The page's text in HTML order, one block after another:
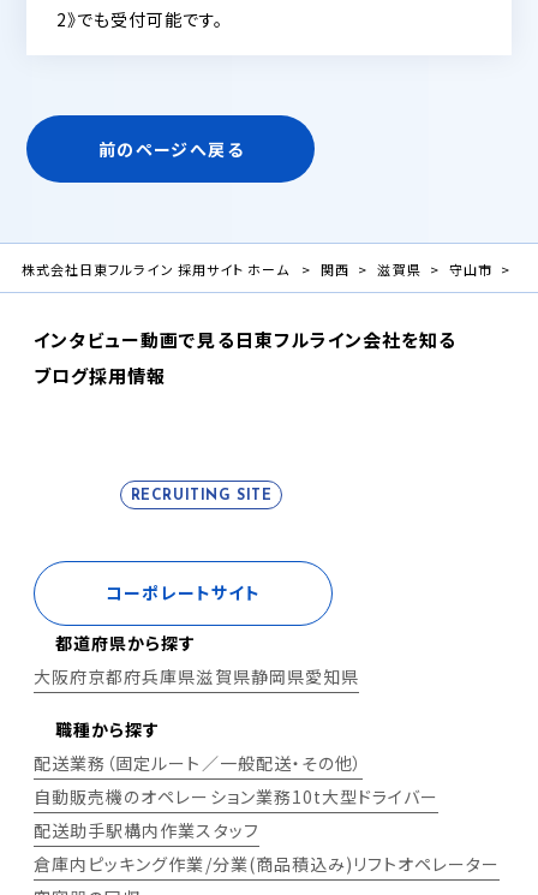
2》でも受付可能です。
前のページへ戻る
株式会社日東フルライン 採用サイト ホーム 関西 滋賀県 守山市
インタビュー動画で見る日東フルライン会社を知る
ブログ採用情報
RECRUITING SITE
コーポレートサイト
都道府県から探す
大阪府京都府兵庫県滋賀県静岡県愛知県
職種から探す
配送業務（固定ルート／一般配送・その他）
自動販売機のオペレーション業務10t大型ドライバー
配送助手駅構内作業スタッフ
倉庫内ピッキング作業/分業(商品積込み) リフトオペレーター